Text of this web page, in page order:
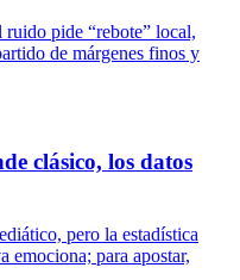
pide “rebote” local,
de márgenes finos y
clásico, los datos
pero la estadística
emociona; para apostar,